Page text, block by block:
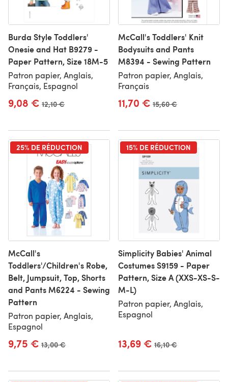
Burda Style Toddlers'
Onesie and Hat B9279 -
Paper Pattern, Size 18M-5
Patron papier, Anglais,
Français, Espagnol
9,08 € Ancien prix
12,10 €
McCall's Toddlers' Knit
Bodysuits and Pants
M8394 - Sewing Pattern
Patron papier, Anglais,
Français
11,70 € Ancien prix
15,60 €
25% DE RÉDUCTION
McCall's
Toddlers'/Children's Robe,
Belt, Jumpsuit, Top, Shorts
and Pants M6224 - Sewing
Pattern
Patron papier, Anglais,
Espagnol
9,75 € Ancien prix
13,00 €
15% DE RÉDUCTION
Simplicity Babies' Animal
Costumes S9159 - Paper
Pattern, Size A (XXS-XS-S-
M-L)
Patron papier, Anglais,
Espagnol
13,69 € Ancien prix
16,10 €